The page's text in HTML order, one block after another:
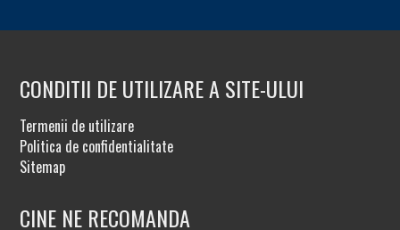
CONDITII DE UTILIZARE A SITE-ULUI
Termenii de utilizare
Politica de confidentialitate
Sitemap
CINE NE RECOMANDA